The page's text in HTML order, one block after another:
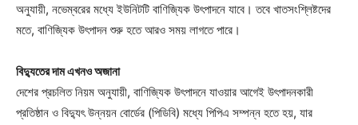
অনুযায়ী, নভেম্বরের মধ্যে ইউনিটটি বাণিজ্যিক উৎপাদনে যাবে। তবে খাতসংশ্লিষ্টদের
মতে, বাণিজ্যিক উৎপাদন শুরু হতে আরও সময় লাগতে পারে।
বিদ্যুতের দাম এখনও অজানা
দেশের প্রচলিত নিয়ম অনুযায়ী, বাণিজ্যিক উৎপাদনে যাওয়ার আগেই উৎপাদনকারী
প্রতিষ্ঠান ও বিদ্যুৎ উন্নয়ন বোর্ডের (পিডিবি) মধ্যে পিপিএ সম্পন্ন হতে হয়, যার